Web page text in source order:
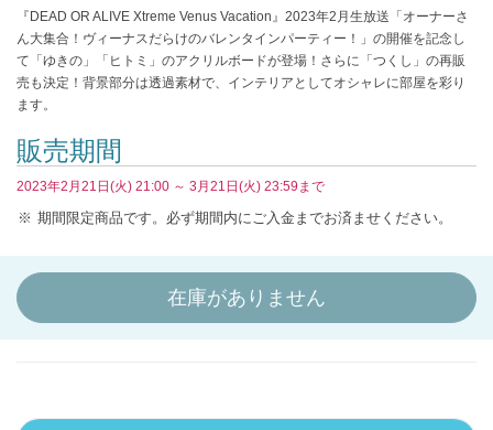
『DEAD OR ALIVE Xtreme Venus Vacation』2023年2月生放送「オーナーさ
ん大集合！ヴィーナスだらけのバレンタインパーティー！」の開催を記念し
て「ゆきの」「ヒトミ」のアクリルボードが登場！さらに「つくし」の再販
売も決定！背景部分は透過素材で、インテリアとしてオシャレに部屋を彩り
ます。
販売期間
2023年2月21日(火) 21:00 ～ 3月21日(火) 23:59まで
期間限定商品です。必ず期間内にご入金までお済ませください。
在庫がありません